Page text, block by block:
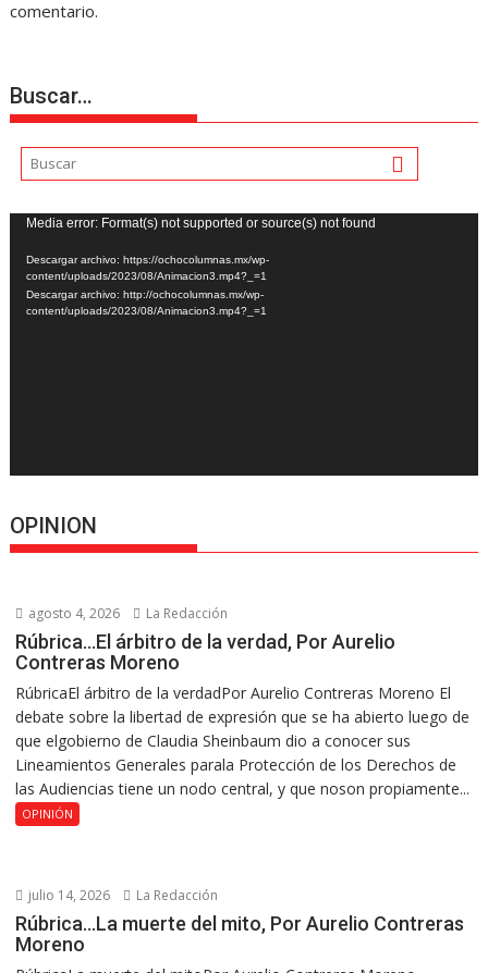
comentario.
Buscar…
Reproductor
de
vídeo
Media error: Format(s) not supported or source(s) not found
Descargar archivo: https://ochocolumnas.mx/wp-
content/uploads/2023/08/Animacion3.mp4?_=1
Descargar archivo: http://ochocolumnas.mx/wp-
content/uploads/2023/08/Animacion3.mp4?_=1
OPINION
agosto 4, 2026 La Redacción
Rúbrica…El árbitro de la verdad, Por Aurelio
Contreras Moreno
RúbricaEl árbitro de la verdadPor Aurelio Contreras Moreno El
debate sobre la libertad de expresión que se ha abierto luego de
que elgobierno de Claudia Sheinbaum dio a conocer sus
Lineamientos Generales parala Protección de los Derechos de
las Audiencias tiene un nodo central, y que noson propiamente...
OPINIÓN
julio 14, 2026 La Redacción
Rúbrica…La muerte del mito, Por Aurelio Contreras
Moreno